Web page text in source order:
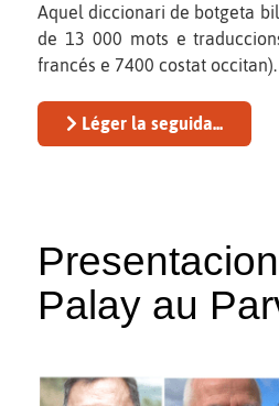
Aquel diccionari de botgeta
de 13 000 mots e
francés e 7400 costat occitan).
Léger la seguida...
Palay au